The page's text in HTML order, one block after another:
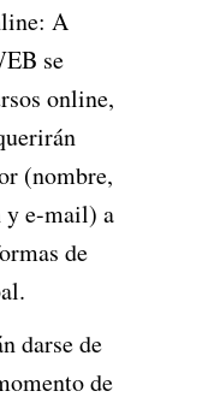
A
se
online,
(nombre,
e-mail) a
de
darse de
de